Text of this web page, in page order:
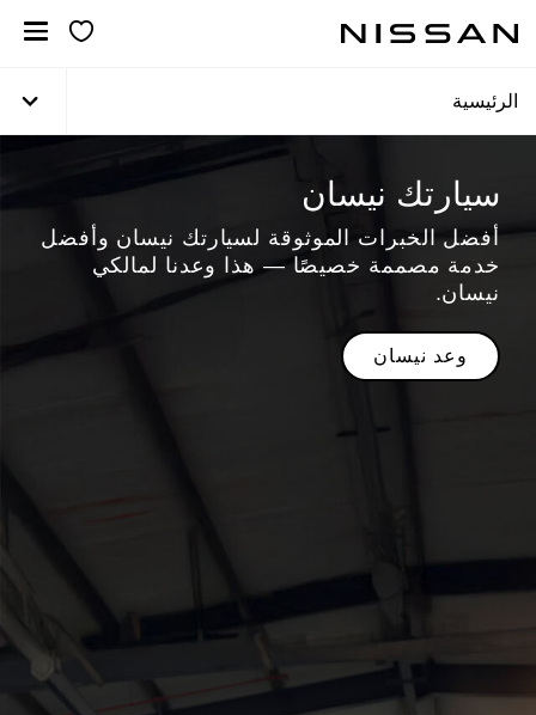
المحتوى
الرئيسية
سيارتك نيسان
أفضل الخبرات الموثوقة لسيارتك نيسان وأفضل
خدمة مصممة خصيصًا — هذا وعدنا لمالكي
نيسان.
وعد نيسان